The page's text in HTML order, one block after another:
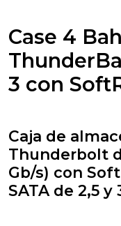
Case 4
3 con
Caja de
Thunderbolt
Gb/s) con
SATA de 2,5